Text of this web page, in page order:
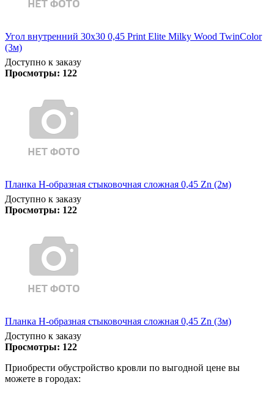
Угол внутренний 30х30 0,45 Print Elite Milky Wood TwinColor
(3м)
Доступно к заказу
Просмотры: 122
Планка Н-образная стыковочная сложная 0,45 Zn (2м)
Доступно к заказу
Просмотры: 122
Планка Н-образная стыковочная сложная 0,45 Zn (3м)
Доступно к заказу
Просмотры: 122
Приобрести обустройство кровли по выгодной цене вы
можете в городах: